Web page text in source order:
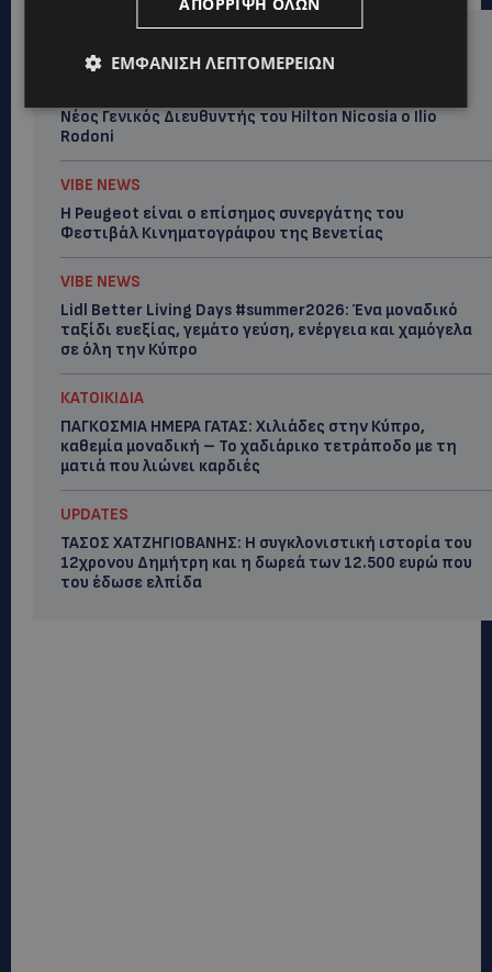
Νέος Γενικός Διευθυντής του Hilton Nicosia ο Ilio
Rodoni
VIBE NEWS
Η Peugeot είναι ο επίσημος συνεργάτης του
Φεστιβάλ Κινηματογράφου της Βενετίας
VIBE NEWS
Lidl Better Living Days #summer2026: Ένα μοναδικό
ταξίδι ευεξίας, γεμάτο γεύση, ενέργεια και χαμόγελα
σε όλη την Κύπρο
ΚΑΤΟΙΚΙΔΙΑ
ΠΑΓΚΟΣΜΙΑ ΗΜΕΡΑ ΓΑΤΑΣ: Χιλιάδες στην Κύπρο,
καθεμία μοναδική – Το χαδιάρικο τετράποδο με τη
ματιά που λιώνει καρδιές
UPDATES
ΤΑΣΟΣ ΧΑΤΖΗΓΙΟΒΑΝΗΣ: Η συγκλονιστική ιστορία του
12χρονου Δημήτρη και η δωρεά των 12.500 ευρώ που
του έδωσε ελπίδα
ΕΜΦΆΝΙΣΗ ΛΕΠΤΟΜΕΡΕΙΏΝ